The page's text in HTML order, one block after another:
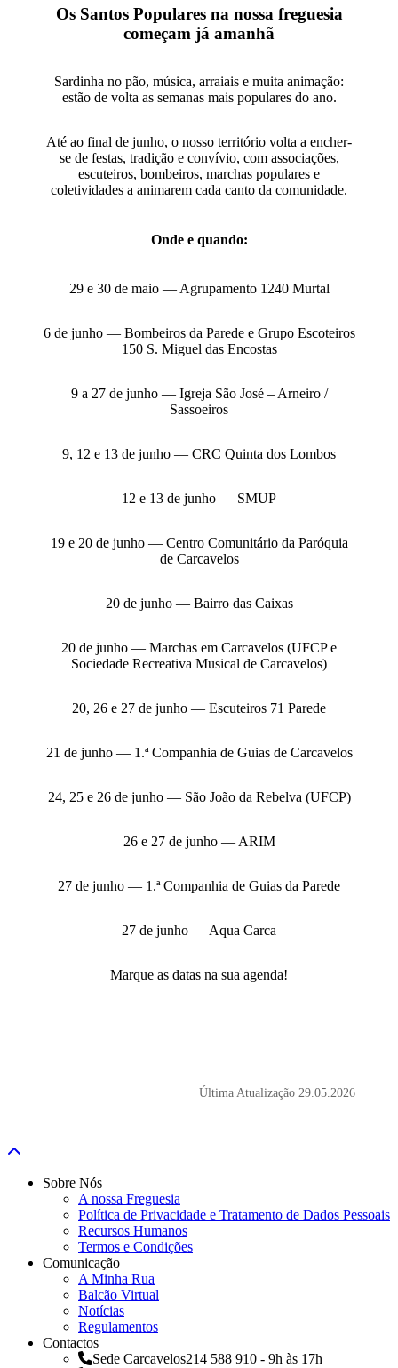
Os Santos Populares na nossa freguesia
começam já amanhã
Sardinha no pão, música, arraiais e muita animação:
estão de volta as semanas mais populares do ano.
Até ao final de junho, o nosso território volta a encher-
se de festas, tradição e convívio, com associações,
escuteiros, bombeiros, marchas populares e
coletividades a animarem cada canto da comunidade.
Onde e quando:
29 e 30 de maio — Agrupamento 1240 Murtal
6 de junho — Bombeiros da Parede e Grupo Escoteiros
150 S. Miguel das Encostas
9 a 27 de junho — Igreja São José – Arneiro /
Sassoeiros
9, 12 e 13 de junho — CRC Quinta dos Lombos
12 e 13 de junho — SMUP
19 e 20 de junho — Centro Comunitário da Paróquia
de Carcavelos
20 de junho — Bairro das Caixas
20 de junho — Marchas em Carcavelos (UFCP e
Sociedade Recreativa Musical de Carcavelos)
20, 26 e 27 de junho — Escuteiros 71 Parede
21 de junho — 1.ª Companhia de Guias de Carcavelos
24, 25 e 26 de junho — São João da Rebelva (UFCP)
26 e 27 de junho — ARIM
27 de junho — 1.ª Companhia de Guias da Parede
27 de junho — Aqua Carca
Marque as datas na sua agenda!
Última Atualização 29.05.2026
Sobre Nós
A nossa Freguesia
Política de Privacidade e Tratamento de Dados Pessoais
Recursos Humanos
Termos e Condições
Comunicação
A Minha Rua
Balcão Virtual
Notícias
Regulamentos
Contactos
Sede Carcavelos214 588 910 - 9h às 17h